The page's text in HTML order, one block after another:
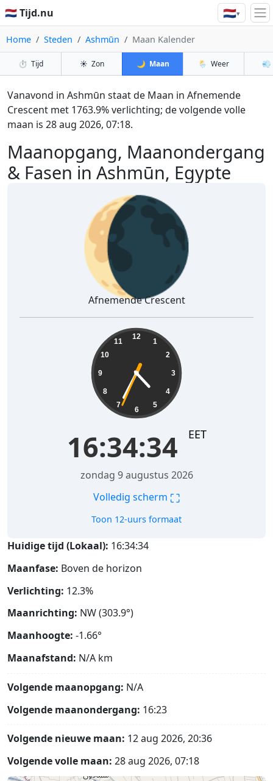
🇳🇱 Tijd.nu 🇳🇱▾
Home Steden Ashmūn Maan Kalender
⏱️ Tijd ☀️ Zon 🌙 Maan 🌦️ Weer 💨
Maanopgang, Maanondergang
& Fasen in Ashmūn, Egypte
Vanavond in Ashmūn staat de Maan in Afnemende
Crescent met 1763.9% verlichting; de volgende volle
maan is 28 aug 2026, 07:18.
🌘
Afnemende Crescent
12
1
2
3
4
5
6
7
8
9
10
11
16:34:35 EET
zondag 9 augustus 2026
Volledig scherm ⛶
Toon 12-uurs formaat
Huidige tijd (Lokaal): 16:34:35
Maanfase: Boven de horizon
Verlichting: 12.3%
Maanrichting: NW (303.9°)
Maanhoogte: -1.66°
Maanafstand: N/A km
Volgende maanopgang: N/A
Volgende maanondergang: 16:23
Volgende nieuwe maan: 12 aug 2026, 20:36
Volgende volle maan: 28 aug 2026, 07:18